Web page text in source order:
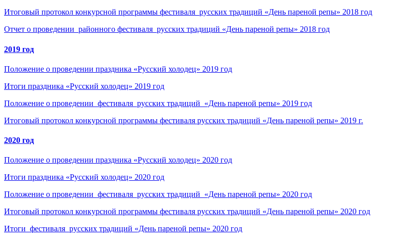
Итоговый протокол конкурсной программы фестиваля русских традиций «День пареной репы» 2018 год
Отчет о проведении районного фестиваля русских традиций «День пареной репы» 2018 год
2019 год
Положение о проведении праздника «Русский холодец» 2019 год
Итоги праздника «Русский холодец» 2019 год
Положение о проведении фестиваля русских традиций «День пареной репы» 2019 год
Итоговый протокол конкурсной программы фестиваля русских традиций «День пареной репы» 2019 г.
2020 год
Положение о проведении праздника «Русский холодец» 2020 год
Итоги праздника «Русский холодец» 2020 год
Положение о проведении фестиваля русских традиций «День пареной репы» 2020 год
Итоговый протокол конкурсной программы фестиваля русских традиций «День пареной репы» 2020 год
Итоги фестиваля русских традиций «День пареной репы» 2020 год